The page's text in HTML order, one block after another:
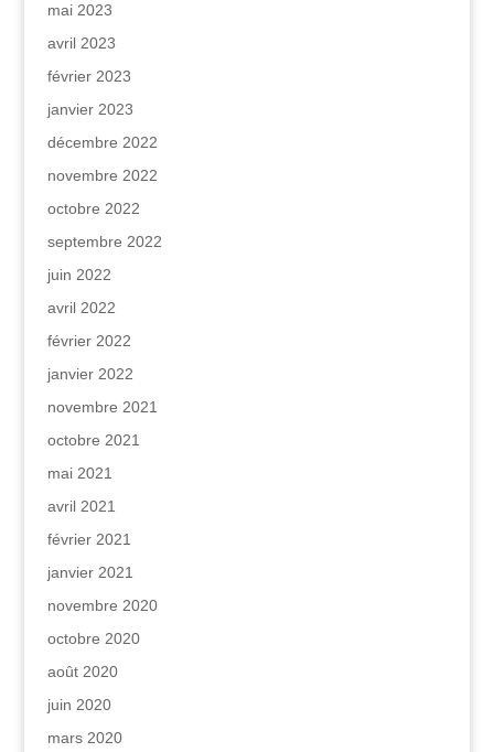
mai 2023
avril 2023
février 2023
janvier 2023
décembre 2022
novembre 2022
octobre 2022
septembre 2022
juin 2022
avril 2022
février 2022
janvier 2022
novembre 2021
octobre 2021
mai 2021
avril 2021
février 2021
janvier 2021
novembre 2020
octobre 2020
août 2020
juin 2020
mars 2020